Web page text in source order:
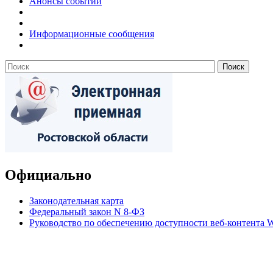
Информационные сообщения
Официально
Законодательная карта
Федеральный закон N 8-ФЗ
Руководство по обеспечению доступности веб-контента